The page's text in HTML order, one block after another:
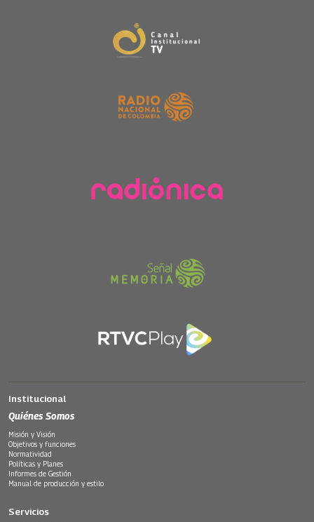
Institucional
Quiénes Somos
Misión y Visión
Objetivos y funciones
Normatividad
Políticas y Planes
Informes de Gestión
Manual de producción y estilo
Servicios